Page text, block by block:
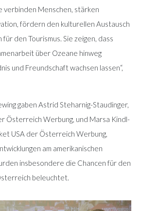
verbinden Menschen, stärken
fördern den kulturellen Austausch
den Tourismus. Sie zeigen, dass
über Ozeane hinweg
und Freundschaft wachsen lassen“,
gaben Astrid Steharnig-Staudinger,
Österreich Werbung, und Marsa Kindl-
USA der Österreich Werbung,
am amerikanischen
insbesondere die Chancen für den
beleuchtet.